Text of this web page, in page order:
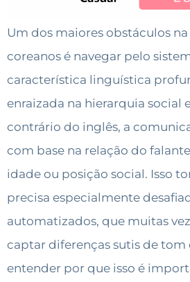
Um dos maiores obstáculos
coreanos é navegar pelo
característica linguística
enraizada na hierarquia social
contrário do inglês, a
com base na relação do
idade ou posição social. Isso
precisa especialmente
automatizados, que muitas
captar diferenças sutis de tom
entender por que isso é